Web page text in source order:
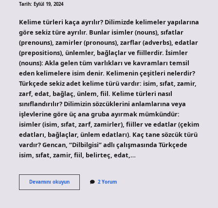
Tarih: Eylül 19, 2024
Kelime türleri kaça ayrılır? Dilimizde kelimeler yapılarına
göre sekiz türe ayrılır. Bunlar isimler (nouns), sıfatlar
(prenouns), zamirler (pronouns), zarflar (adverbs), edatlar
(prepositions), ünlemler, bağlaçlar ve fiillerdir. İsimler
(nouns): Akla gelen tüm varlıkları ve kavramları temsil
eden kelimelere isim denir. Kelimenin çeşitleri nelerdir?
Türkçede sekiz adet kelime türü vardır: isim, sıfat, zamir,
zarf, edat, bağlaç, ünlem, fiil. Kelime türleri nasıl
sınıflandırılır? Dilimizin sözcüklerini anlamlarına veya
işlevlerine göre üç ana gruba ayırmak mümkündür:
isimler (isim, sıfat, zarf, zamirler), fiiller ve edatlar (çekim
edatları, bağlaçlar, ünlem edatları). Kaç tane sözcük türü
vardır? Gencan, “Dilbilgisi” adlı çalışmasında Türkçede
isim, sıfat, zamir, fiil, belirteç, edat,…
Devamını okuyunKelime
Türleri
2 Yorum